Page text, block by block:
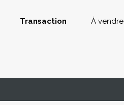
Transaction À vendre